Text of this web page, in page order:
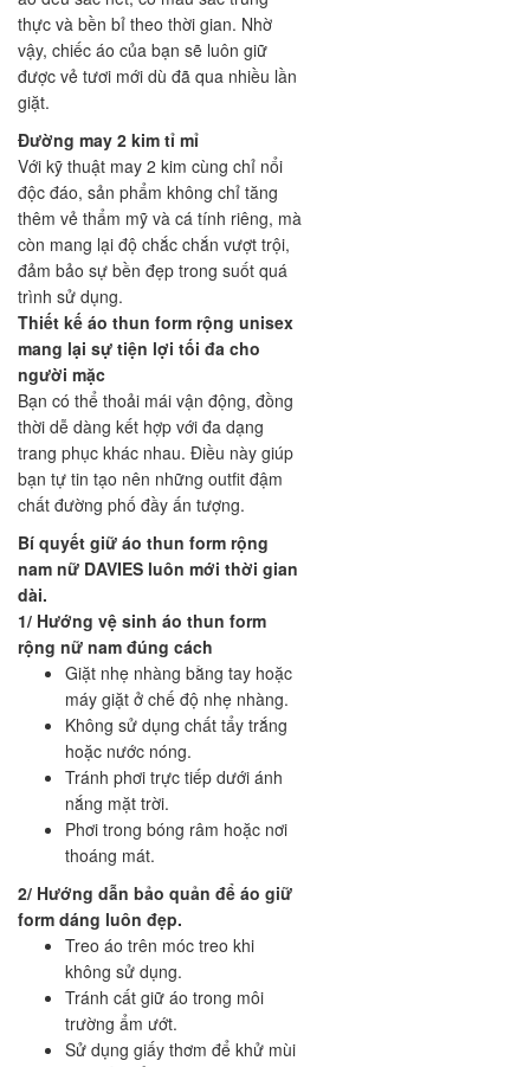
thực và bền bỉ theo thời gian. Nhờ
vậy, chiếc áo của bạn sẽ luôn giữ
được vẻ tươi mới dù đã qua nhiều lần
giặt.
Đường may 2 kim tỉ mỉ
Với kỹ thuật may 2 kim cùng chỉ nổi
độc đáo, sản phẩm không chỉ tăng
thêm vẻ thẩm mỹ và cá tính riêng, mà
còn mang lại độ chắc chắn vượt trội,
đảm bảo sự bền đẹp trong suốt quá
trình sử dụng.
Thiết kế áo thun form rộng unisex
mang lại sự tiện lợi tối đa cho
người mặc
Bạn có thể thoải mái vận động, đồng
thời dễ dàng kết hợp với đa dạng
trang phục khác nhau. Điều này giúp
bạn tự tin tạo nên những outfit đậm
chất đường phố đầy ấn tượng.
Bí quyết giữ áo thun form rộng
nam nữ DAVIES luôn mới thời gian
dài.
1/ Hướng vệ sinh áo thun form
rộng nữ nam đúng cách
Giặt nhẹ nhàng bằng tay hoặc
máy giặt ở chế độ nhẹ nhàng.
Không sử dụng chất tẩy trắng
hoặc nước nóng.
Tránh phơi trực tiếp dưới ánh
nắng mặt trời.
Phơi trong bóng râm hoặc nơi
thoáng mát.
2/ Hướng dẫn bảo quản để áo giữ
form dáng luôn đẹp.
Treo áo trên móc treo khi
không sử dụng.
Tránh cất giữ áo trong môi
trường ẩm ướt.
Sử dụng giấy thơm để khử mùi